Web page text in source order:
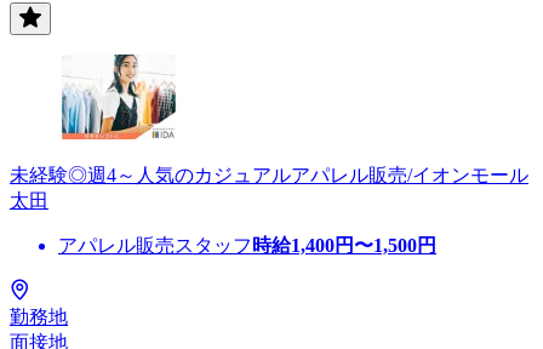
未経験◎週4～人気のカジュアルアパレル販売/イオンモール
太田
アパレル販売スタッフ 時給1,400円〜1,500円
勤務地
面接地